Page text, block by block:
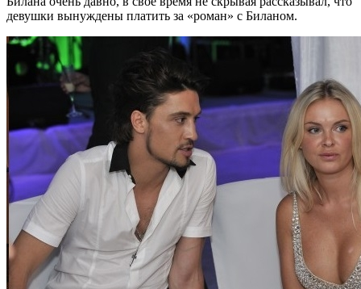
девушки вынуждены платить за «роман» с Биланом.